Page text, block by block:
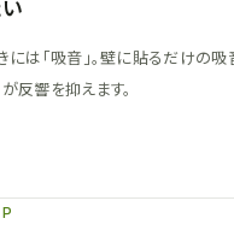
は「吸音」。壁に貼るだけの吸
響を抑えます。